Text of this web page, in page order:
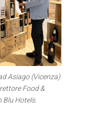
Asiago (Vicenza)
Food &
Blu Hotels.